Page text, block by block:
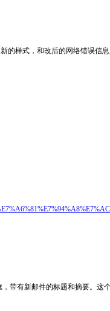
的样式，和改后的网络错误
带有新邮件的标题和摘要。